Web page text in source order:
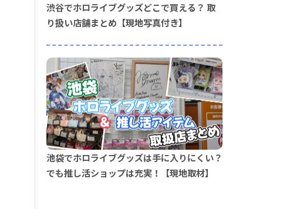
渋谷でホロライブグッズどこで買える？ 取
り扱い店舗まとめ【現地写真付き】
池袋でホロライブグッズは手に入りにくい？
でも推し活ショップは充実！【現地取材】